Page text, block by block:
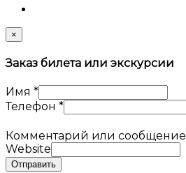
×
Заказ билета или экскурсии
Имя *
Телефон *
Комментарий или сообщение
Website
Отправить